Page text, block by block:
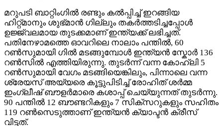
മറുപടി ബാറ്റിംഗിൽ രണ്ടും കൽപ്പിച്ച് ഇറങ്ങിയ
ഹിറ്റ്മാനും ശുഭ്മാൻ ഗില്ലും തകർത്തടിച്ചപ്പോൾ
ഉജ്ജ്വലമായ തുടക്കമാണ് ഇന്ത്യക്ക് ലഭിച്ചത്.
പതിനേഴാമത്തെ ഓവറിലെ നാലാം പന്തിൽ, 60
റൺസുമായി ഗിൽ മടങ്ങുമ്പോൾ ഇന്ത്യൻ സ്കോർ 136
റൺസിൽ എത്തിയിരുന്നു. തുടർന്ന് വന്ന കോഹ്ലി 5
റൺസുമായി വേഗം മടങ്ങിയെങ്കിലും, പിന്നാലെ വന്ന
ശ്രേയസ് അയ്യരെ കൂട്ടുപിടിച്ച് രോഹിത് ശർമ്മ
ഇംഗ്ലീഷ് ബൗളർമാരെ കശാപ്പ് ചെയ്യുന്നത് തുടർന്നു.
90 പന്തിൽ 12 ബൗണ്ടറികളും 7 സിക്സറുകളും സഹിതം
119 റൺസെടുത്താണ് ഇന്ത്യൻ ക്യാപ്ടൻ ക്രീസ്
വിട്ടത്.